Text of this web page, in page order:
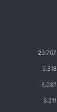
29.707
9.518
5.037
3.211